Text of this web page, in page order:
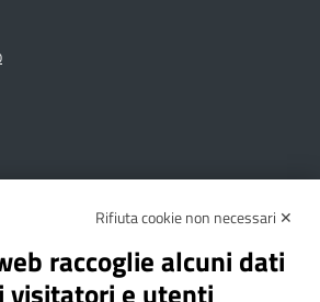
Albo onlinePrivacy Policy
Note Legali
Rifiuta cookie non necessari ✕
raccoglie alcuni dati